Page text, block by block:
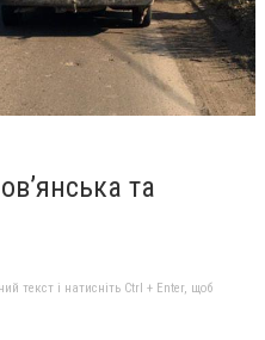
та
текст і натисніть Ctrl + Enter, щоб